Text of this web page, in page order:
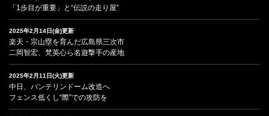
「1歩目が重要」と“伝説の走り屋”
2025年2月14日(金)更新
楽天・宗山塁を育んだ広島県三次市
二岡智宏、梵英心ら名遊撃手の産地
2025年2月11日(火)更新
中日、バンテリンドーム改造へ
フェンス低くし“際”での攻防を